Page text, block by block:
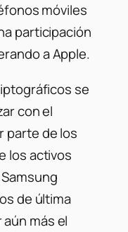
móviles
participación
a Apple.
se
con el
parte de los
los activos
de última
más el